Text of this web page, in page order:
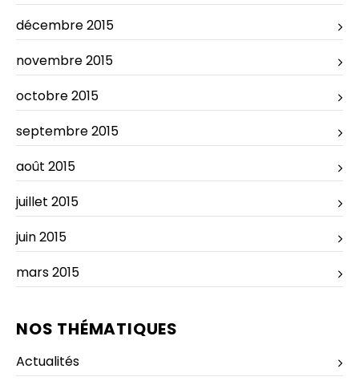
décembre 2015
novembre 2015
octobre 2015
septembre 2015
août 2015
juillet 2015
juin 2015
mars 2015
NOS THÉMATIQUES
Actualités